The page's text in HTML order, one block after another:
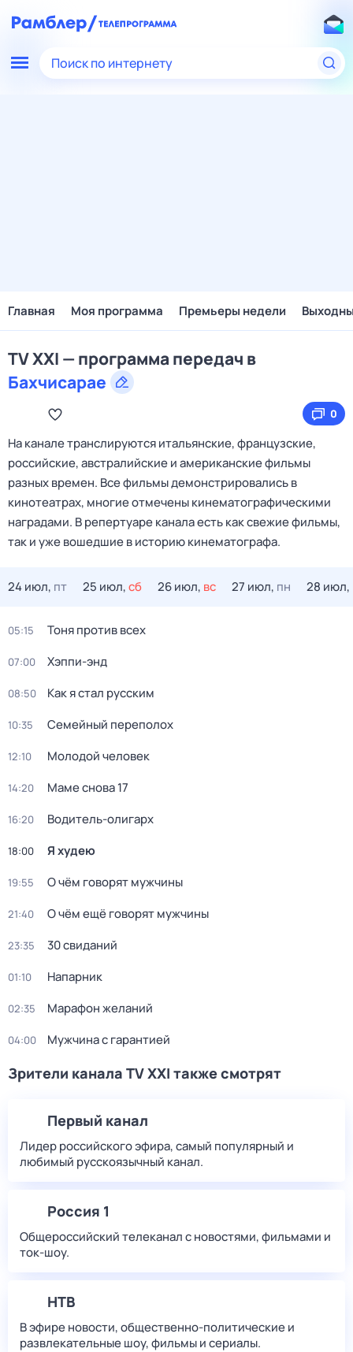
Поиск по интернету
Главная Моя программа Премьеры недели
TV XXI — программа передач в
Бахчисарае
0
На канале транслируются итальянские, французские,
российские, австралийские и американские фильмы
разных времен. Все фильмы демонстрировались в
кинотеатрах, многие отмечены кинематографическими
наградами. В репертуаре канала есть как свежие фильмы,
так и уже вошедшие в историю кинематографа.
24 июл, пт 25 июл,сб 26 июл, вс 27 июл, пн 28 июл,
05:15 Тоня против всех
07:00 Хэппи-энд
08:50 Как я стал русским
10:35 Семейный переполох
12:10 Молодой человек
14:20 Маме снова 17
16:20 Водитель-олигарх
18:00 Я худею
19:55 О чём говорят мужчины
21:40 О чём ещё говорят мужчины
23:35 30 свиданий
01:10 Напарник
02:35 Марафон желаний
04:00 Мужчина с гарантией
Зрители канала TV XXI также смотрят
Первый канал
Лидер российского эфира, самый популярный и
любимый русскоязычный канал.
Россия 1
Общероссийский телеканал с новостями, фильмами и
ток-шоу.
НТВ
В эфире новости, общественно-политические и
развлекательные шоу, фильмы и сериалы.